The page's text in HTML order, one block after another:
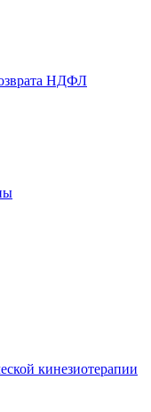
НДФЛ
кинезиотерапии